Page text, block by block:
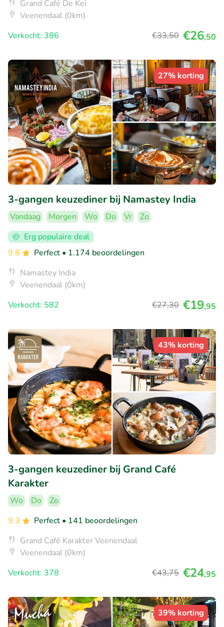
Grand Café De Kei
Veenendaal (0km)
Verkocht: 386
€33,50 €26,50
27% korting
3-gangen keuzediner bij Namastey India
Vandaag Morgen Wo Do Vr
Zo
Erg populaire deal
9.8
Perfect • 1.174 beoordelingen
Namastey India
Veenendaal (0km)
Verkocht: 582
€27,30 €19,95
43% korting
3-gangen keuzediner bij Grand Café
Karakter
Wo Do
Zo
9.3
Perfect • 141 beoordelingen
Grand Café Karakter Veenendaal
Veenendaal (0km)
Verkocht: 378
€43,75 €24,95
39% korting